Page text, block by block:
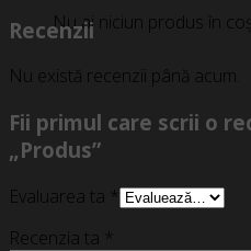
Nu ai niciun produs în coș.
Recenzii
Nu există recenzii până acum.
Fii primul care scrii o
„Produs”
Evaluarea ta *
Recenzia ta *